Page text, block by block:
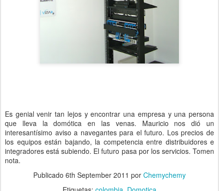
Es genial venir tan lejos y encontrar una empresa y una persona
que lleva la domótica en las venas. Mauricio nos dió un
interesantísimo aviso a navegantes para el futuro. Los precios de
los equipos están bajando, la competencia entre distribuidores e
integradores está subiendo. El futuro pasa por los servicios. Tomen
nota.
Publicado 6th September 2011 por Chemychemy